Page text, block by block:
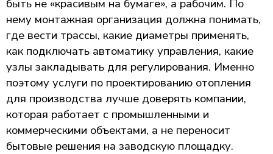
быть не «красивым на бумаге», а рабочим. По
нему монтажная организация должна понимать,
где вести трассы, какие диаметры применять,
как подключать автоматику управления, какие
узлы закладывать для регулирования. Именно
поэтому услуги по проектированию отопления
для производства лучше доверять компании,
которая работает с промышленными и
коммерческими объектами, а не переносит
бытовые решения на заводскую площадку.